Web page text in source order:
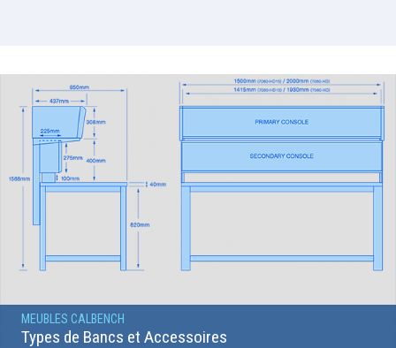
MEUBLES CALBENCH
Types de Bancs et Accessoires